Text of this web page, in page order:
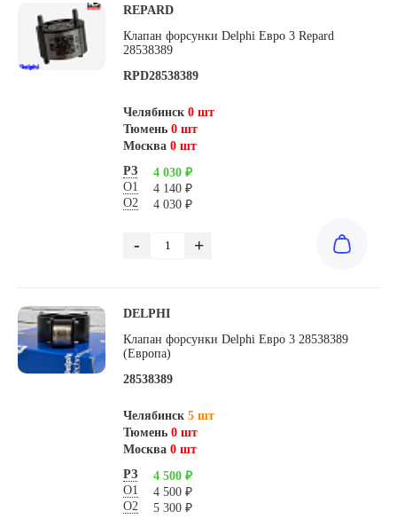
REPARD
Клапан форсунки Delphi Евро 3 Repard
28538389
RPD28538389
Челябинск 0 шт
Тюмень 0 шт
Москва 0 шт
РЗ
4 030 ₽
О1
4 140 ₽
О2
4 030 ₽
- +
DELPHI
Клапан форсунки Delphi Евро 3 28538389
(Европа)
28538389
Челябинск 5 шт
Тюмень 0 шт
Москва 0 шт
РЗ
4 500 ₽
О1
4 500 ₽
О2
5 300 ₽